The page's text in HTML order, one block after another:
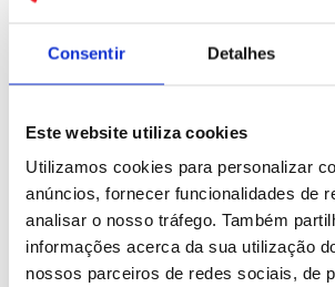
Consentir Detalhes
Este website utiliza cookies
Utilizamos cookies para personalizar
anúncios, fornecer funcionalidades de
analisar o nosso tráfego. Também
informações acerca da sua utilização
nossos parceiros de redes sociais, de
2030 (editado)
ID: 47527478 Date: 27/07/2026 20:10 ID: 47527100